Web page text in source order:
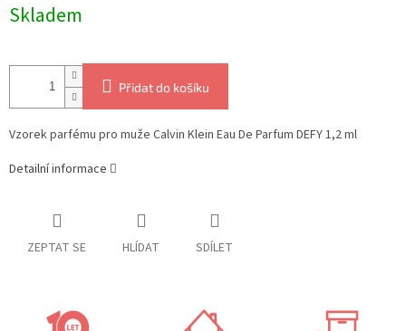
cena:
Skladem
Přidat do košíku
Vzorek parfému pro muže Calvin Klein Eau De Parfum DEFY 1,2 ml
Detailní informace
ZEPTAT SE HLÍDAT SDÍLET